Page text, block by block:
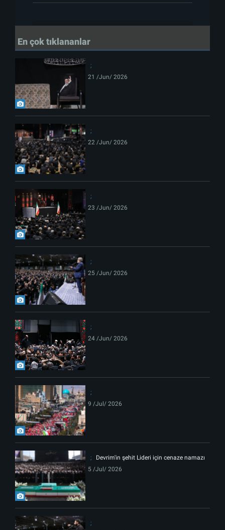
En çok tıklananlar
21 /Jun/ 2026
22 /Jun/ 2026
23 /Jun/ 2026
25 /Jun/ 2026
24 /Jun/ 2026
9 /Jul/ 2026
Devrim'in şehit Lideri için cenaze namazı
5 /Jul/ 2026